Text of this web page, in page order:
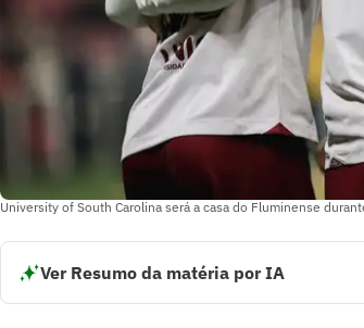
University of South Carolina será a casa do Fluminense
Ver Resumo da matéria por IA